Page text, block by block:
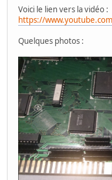
Voici le lien vers la vidéo :
https://
Quelques photos :